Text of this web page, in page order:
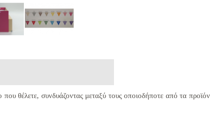
θέλετε, συνδυάζοντας μεταξύ τους οποιοδήποτε από τα